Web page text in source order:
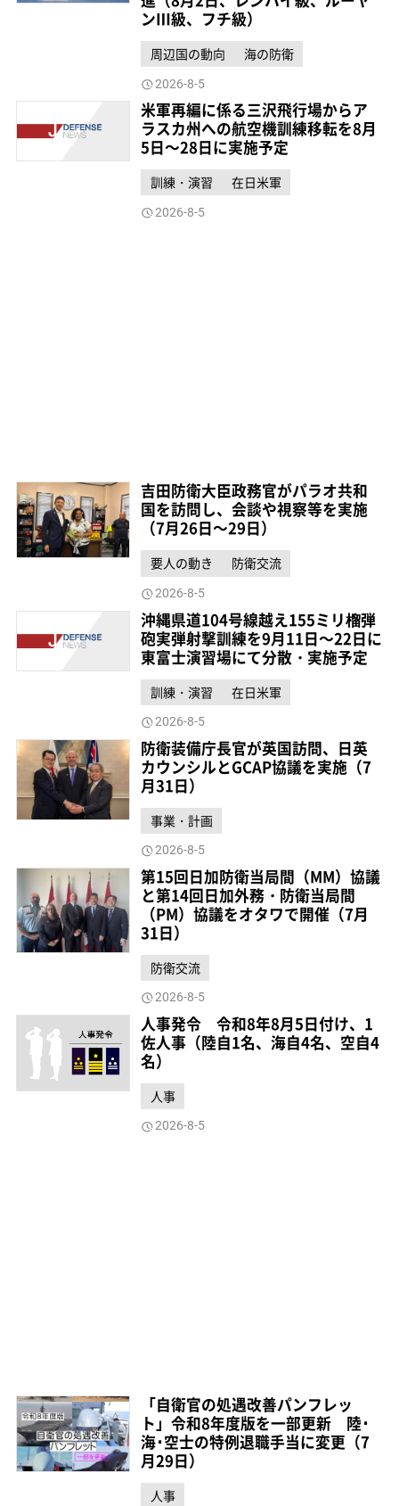
ンⅢ級、フチ級）
周辺国の動向 海の防衛
2026-8-5
米軍再編に係る三沢飛行場からア
ラスカ州への航空機訓練移転を8月
5日～28日に実施予定
訓練・演習 在日米軍
2026-8-5
吉田防衛大臣政務官がパラオ共和
国を訪問し、会談や視察等を実施
（7月26日～29日）
要人の動き 防衛交流
2026-8-5
沖縄県道104号線越え155ミリ榴弾
砲実弾射撃訓練を9月11日～22日に
東富士演習場にて分散・実施予定
訓練・演習 在日米軍
2026-8-5
防衛装備庁長官が英国訪問、日英
カウンシルとGCAP協議を実施（7
月31日）
事業・計画
2026-8-5
第15回日加防衛当局間（MM）協議
と第14回日加外務・防衛当局間
（PM）協議をオタワで開催（7月
31日）
防衛交流
2026-8-5
人事発令 令和8年8月5日付け、1
佐人事（陸自1名、海自4名、空自4
名）
人事
2026-8-5
「自衛官の処遇改善パンフレッ
ト」令和8年度版を一部更新 陸･
海･空士の特例退職手当に変更（7
月29日）
人事